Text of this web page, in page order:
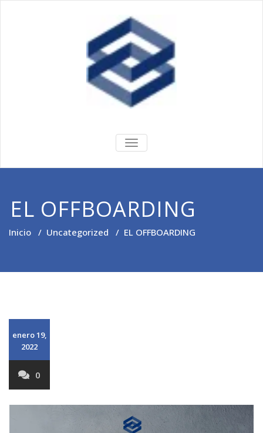
Empresarial
Servicio a empresas
ALTERNAR
LA
EL OFFBOARDING
Inicio / Uncategorized / EL OFFBOARDING
enero 19,
2022
0